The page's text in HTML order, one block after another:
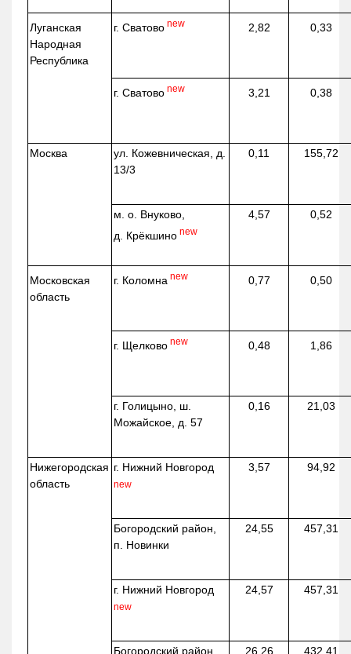
Луганская
Народная
Республика
г. Сватово new 2,82 0,33
г. Сватово new 3,21 0,38
Москва ул. Кожевническая, д.
13/3
0,11 155,72
м. о. Внуково,
д. Крёкшино new
4,57 0,52
Московская
область
г. Коломна new 0,77 0,50
г. Щелково new 0,48 1,86
г. Голицыно, ш.
Можайское, д. 57
0,16 21,03
Нижегородская
область
г. Нижний Новгород
new
3,57 94,92
Богородский район,
п. Новинки
24,55 457,31
г. Нижний Новгород
new
24,57 457,31
Богородский район.,
26,26 432,41